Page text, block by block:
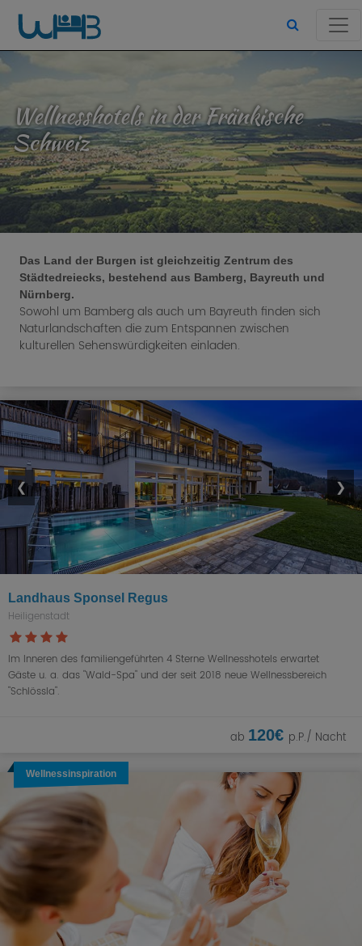
Wellnesshotels in der Fränkische
Schweiz
Das Land der Burgen ist gleichzeitig Zentrum des
Städtedreiecks, bestehend aus Bamberg, Bayreuth und
Nürnberg.
Sowohl um Bamberg als auch um Bayreuth finden sich
Naturlandschaften die zum Entspannen zwischen
kulturellen Sehenswürdigkeiten einladen.
❮ ❯
Landhaus Sponsel Regus
Heiligenstadt
Im Inneren des familiengeführten 4 Sterne Wellnesshotels erwartet
Gäste u. a. das "Wald-Spa" und der seit 2018 neue Wellnessbereich
"Schlössla".
ab 120€ p.P./ Nacht
Wellnessinspiration